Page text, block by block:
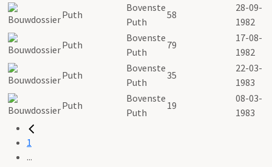
Puth
Bovenste
Puth
58
28-09-
1982
Puth
Bovenste
Puth
79
17-08-
1982
Puth
Bovenste
Puth
35
22-03-
1983
Puth
Bovenste
Puth
19
08-03-
1983
1
...